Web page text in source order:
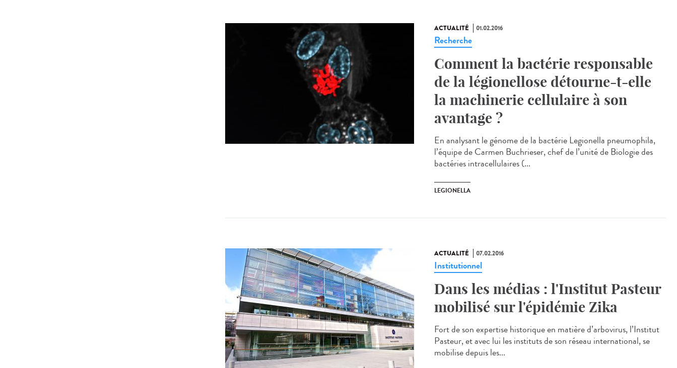
ACTUALITÉ 01.02.2016
Recherche
Comment la bactérie responsable
de la légionellose détourne-t-elle
la machinerie cellulaire à son
avantage ?
En analysant le génome de la bactérie Legionella pneumophila,
l’équipe de Carmen Buchrieser, chef de l’unité de Biologie des
bactéries intracellulaires (...
LEGIONELLA
ACTUALITÉ 07.02.2016
Institutionnel
Dans les médias : l'Institut Pasteur
mobilisé sur l'épidémie Zika
Fort de son expertise historique en matière d’arbovirus, l’Institut
Pasteur, et avec lui les instituts de son réseau international, se
mobilise depuis les...